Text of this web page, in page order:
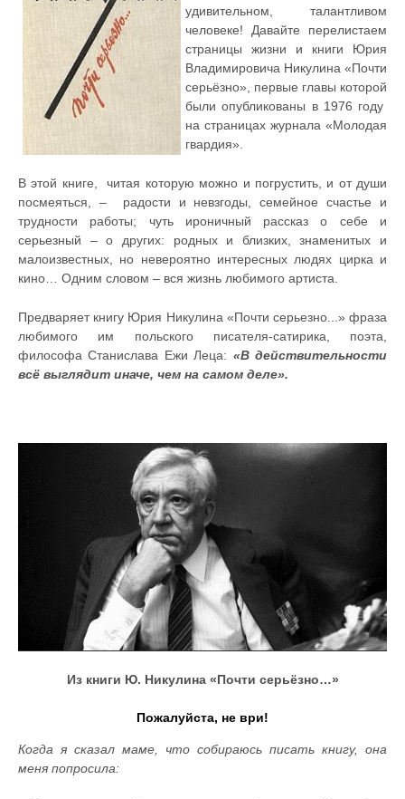
удивительном, талантливом
человеке! Давайте перелистаем
страницы жизни и книги Юрия
Владимировича Никулина «Почти
серьёзно», первые главы которой
были опубликованы в 1976 году
на страницах журнала «Молодая
гвардия».
В этой книге, читая которую можно и погрустить, и от души
посмеяться, – радости и невзгоды, семейное счастье и
трудности работы; чуть ироничный рассказ о себе и
серьезный – о других: родных и близких, знаменитых и
малоизвестных, но невероятно интересных людях цирка и
кино… Одним словом – вся жизнь любимого артиста.
Предваряет книгу Юрия Никулина «Почти серьезно...» фраза
любимого им польского писателя-сатирика, поэта,
философа Станислава Ежи Леца: «В действительности
всё выглядит иначе, чем на самом деле».
Из книги Ю. Никулина «Почти серьёзно…»
Пожалуйста, не ври!
Когда я сказал маме, что собираюсь писать книгу, она
меня попросила: